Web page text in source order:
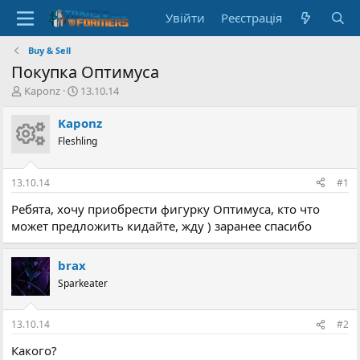
Увійти Реєстрація
Buy & Sell
Покупка Оптимуса
А
о
р
т
е
м
и
Kaponz
Д
т
а
с
о
р
е
н
я
13.10.14
Kaponz
Fleshling
13.10.14 #1
Ребята, хочу приобрести фигурку Оптимуса, кто что
может предложить кидайте, жду ) заранее спасибо
brax
Sparkeater
13.10.14 #2
Какого?